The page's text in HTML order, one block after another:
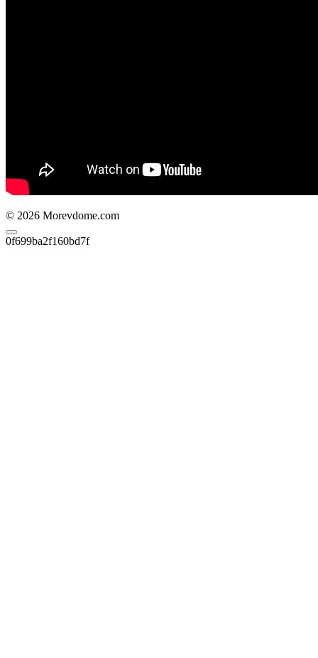
© 2026 Morevdome.com
0f699ba2f160bd7f